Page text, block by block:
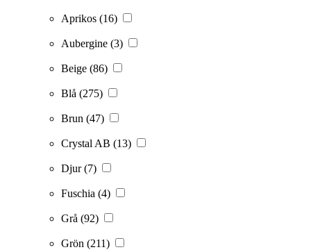
Aprikos (16)
Aubergine (3)
Beige (86)
Blå (275)
Brun (47)
Crystal AB (13)
Djur(7)
Fuschia (4)
Grå (92)
Grön (211)